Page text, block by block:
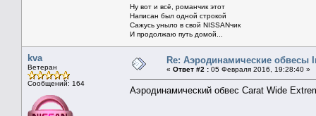
Ну вот и всё, романчик этот
Написан был одной строкой
Сажусь уныло в свой NISSANчик
И продолжаю путь домой...
kva
Ветеран
Сообщений: 164
Re: Аэродинамические обвесы
« Ответ #2 : 05 Февраля 2016, 19:28:40 »
Аэродинамический обвес Carat Wide